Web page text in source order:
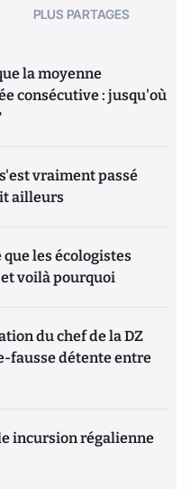
PLUS PARTAGES
la moyenne
consécutive : jusqu'où
vraiment passé
ailleurs
que les écologistes
voilà pourquoi
du chef de la DZ
fausse détente entre
incursion régalienne